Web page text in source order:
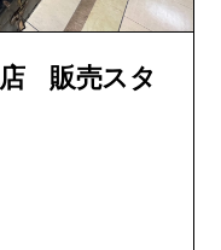
店 販売スタ